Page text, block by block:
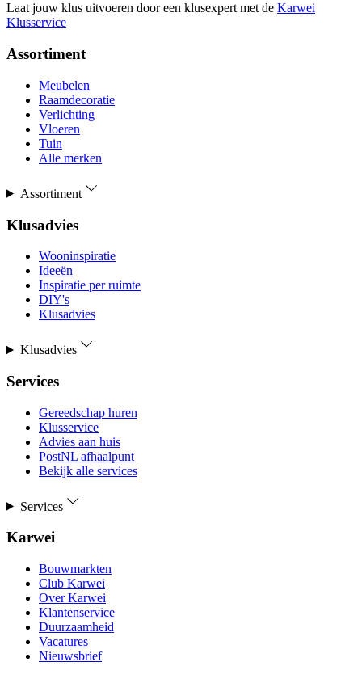
Laat jouw klus uitvoeren door een klusexpert met de Karwei
Klusservice
Assortiment
Meubelen
Raamdecoratie
Verlichting
Vloeren
Tuin
Alle merken
Assortiment
Klusadvies
Wooninspiratie
Ideeën
Inspiratie per ruimte
DIY's
Klusadvies
Klusadvies
Services
Gereedschap huren
Klusservice
Advies aan huis
PostNL afhaalpunt
Bekijk alle services
Services
Karwei
Bouwmarkten
Club Karwei
Over Karwei
Klantenservice
Duurzaamheid
Vacatures
Nieuwsbrief